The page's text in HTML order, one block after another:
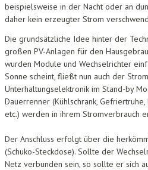
beispielsweise in der Nacht oder an
daher kein erzeugter Strom
Die grundsätzliche Idee hinter der
großen PV-Anlagen für den
wurden Module und Wechselrichter
Sonne scheint, fließt nun auch der
Unterhaltungselektronik im Stand-by
Dauerrenner (Kühlschrank, Gefriertruhe,
etc.) werden in ihrem Stromverbrauch
Der Anschluss erfolgt über die
(Schuko-Steckdose). Sollte der
Netz verbunden sein, so sollte er sich